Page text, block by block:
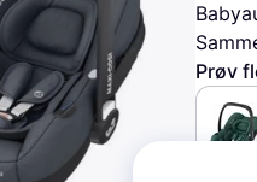
Prøv